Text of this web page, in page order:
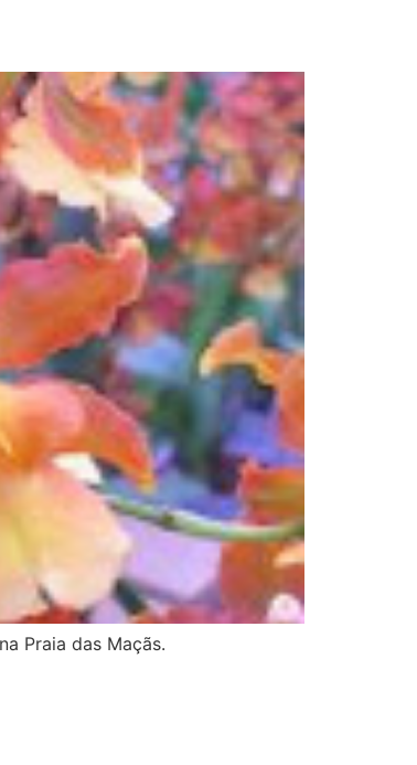
Praia das Maçãs.